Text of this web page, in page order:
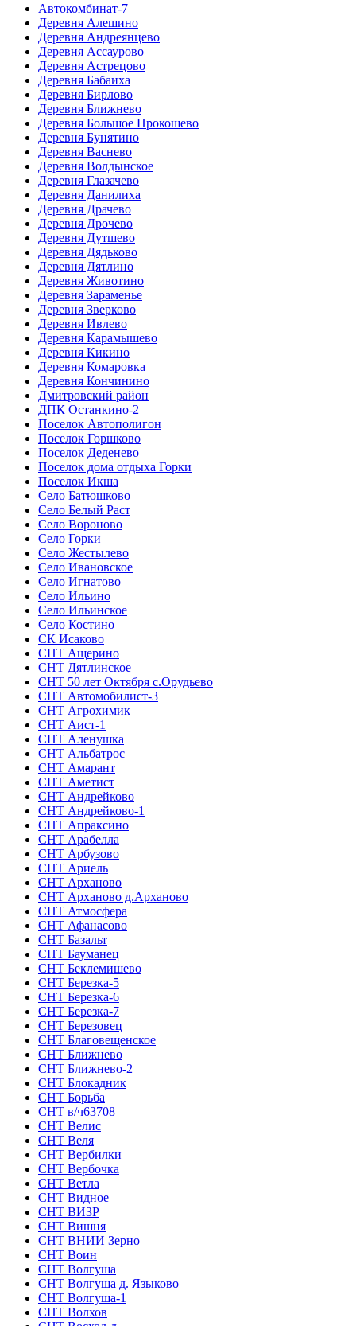
Автокомбинат-7
Деревня Алешино
Деревня Андреянцево
Деревня Ассаурово
Деревня Астрецово
Деревня Бабаиха
Деревня Бирлово
Деревня Ближнево
Деревня Большое Прокошево
Деревня Бунятино
Деревня Васнево
Деревня Волдынское
Деревня Глазачево
Деревня Данилиха
Деревня Драчево
Деревня Дрочево
Деревня Дутшево
Деревня Дядьково
Деревня Дятлино
Деревня Животино
Деревня Зараменье
Деревня Зверково
Деревня Ивлево
Деревня Карамышево
Деревня Кикино
Деревня Комаровка
Деревня Кончинино
Дмитровский район
ДПК Останкино-2
Поселок Автополигон
Поселок Горшково
Поселок Деденево
Поселок дома отдыха Горки
Поселок Икша
Село Батюшково
Село Белый Раст
Село Вороново
Село Горки
Село Жестылево
Село Ивановское
Село Игнатово
Село Ильино
Село Ильинское
Село Костино
СК Исаково
СНТ Ащерино
СНТ Дятлинское
СНТ 50 лет Октября с.Орудьево
СНТ Автомобилист-3
СНТ Агрохимик
СНТ Аист-1
СНТ Аленушка
СНТ Альбатрос
СНТ Амарант
СНТ Аметист
СНТ Андрейково
СНТ Андрейково-1
СНТ Апраксино
СНТ Арабелла
СНТ Арбузово
СНТ Ариель
СНТ Арханово
СНТ Арханово д.Арханово
СНТ Атмосфера
СНТ Афанасово
СНТ Базальт
СНТ Бауманец
СНТ Беклемишево
СНТ Березка-5
СНТ Березка-6
СНТ Березка-7
СНТ Березовец
СНТ Благовещенское
СНТ Ближнево
СНТ Ближнево-2
СНТ Блокадник
СНТ Борьба
СНТ в/ч63708
СНТ Велис
СНТ Веля
СНТ Вербилки
СНТ Вербочка
СНТ Ветла
СНТ Видное
СНТ ВИЗР
СНТ Вишня
СНТ ВНИИ Зерно
СНТ Воин
СНТ Волгуша
СНТ Волгуша д. Языково
СНТ Волгуша-1
СНТ Волхов